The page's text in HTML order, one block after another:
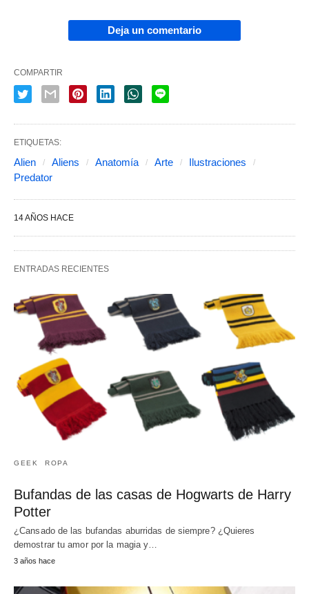
Deja un comentario
COMPARTIR
ETIQUETAS:
Alien Aliens Anatomía Arte
Ilustraciones
Predator
14 AÑOS HACE
ENTRADAS RECIENTES
GEEK ROPA
Bufandas de las casas de Hogwarts de Harry
Potter
¿Cansado de las bufandas aburridas de siempre? ¿Quieres
demostrar tu amor por la magia y…
3 años hace